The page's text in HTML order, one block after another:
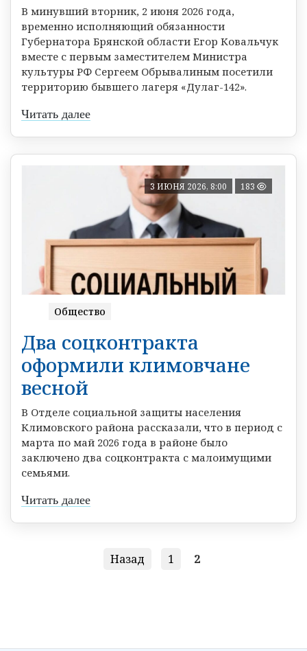
В минувший вторник, 2 июня 2026 года,
временно исполняющий обязанности
Губернатора Брянской области Егор Ковальчук
вместе с первым заместителем Министра
культуры РФ Сергеем Обрывалиным посетили
территорию бывшего лагеря «Дулаг-142».
Читать далее
3 ИЮНЯ 2026, 8:00 183
Общество
Два соцконтракта
оформили климовчане
весной
В Отделе социальной защиты населения
Климовского района рассказали, что в период с
марта по май 2026 года в районе было
заключено два соцконтракта с малоимущими
семьями.
Читать далее
Назад 1 2